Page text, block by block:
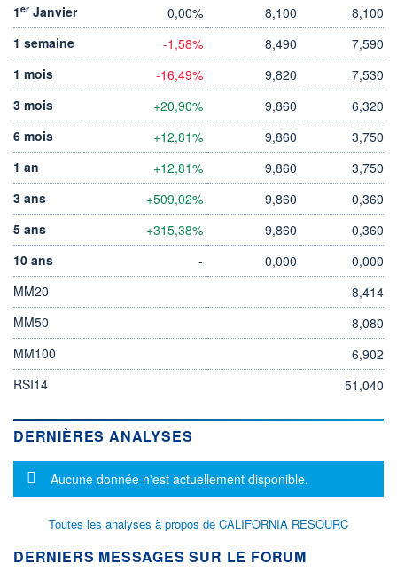
1er Janvier 0,00% 8,100
8,100
1 semaine
-1,58% 8,490
7,590
1 mois
-16,49% 9,820
7,530
3 mois
+20,90% 9,860
6,320
6 mois
+12,81% 9,860
3,750
1 an
+12,81% 9,860
3,750
3 ans
+509,02% 9,860
0,360
5 ans
+315,38% 9,860
0,360
10 ans
- 0,000
0,000
MM20
8,414
MM50
8,080
MM100
6,902
RSI14
51,040
DERNIÈRES ANALYSES
Message d'information
Aucune donnée n'est actuellement disponible.
Toutes les analyses à propos de CALIFORNIA RESOURC
DERNIERS MESSAGES SUR LE FORUM